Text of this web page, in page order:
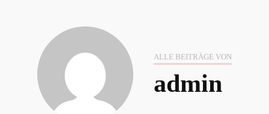
ALLE BEITRÄGE VON
admin